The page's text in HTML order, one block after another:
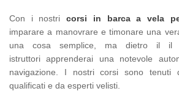
Con i nostricorsi in barca a vela
imparare a manovrare e timonare una
una cosa semplice, ma dietro il il
istruttoriapprenderai una notevole
navigazione. I nostricorsi sono tenuti
qualificati e da esperti velisti.